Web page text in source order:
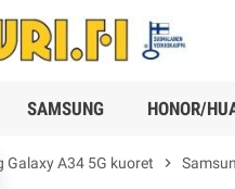
SAMSUNG HONOR/
Galaxy A34 5G kuoret chevron_right